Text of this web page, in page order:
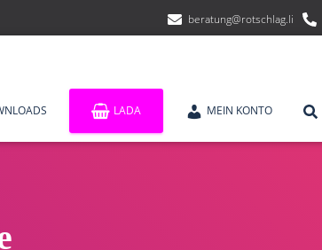
beratung@rotschlag.li
LADA MEIN KONTO